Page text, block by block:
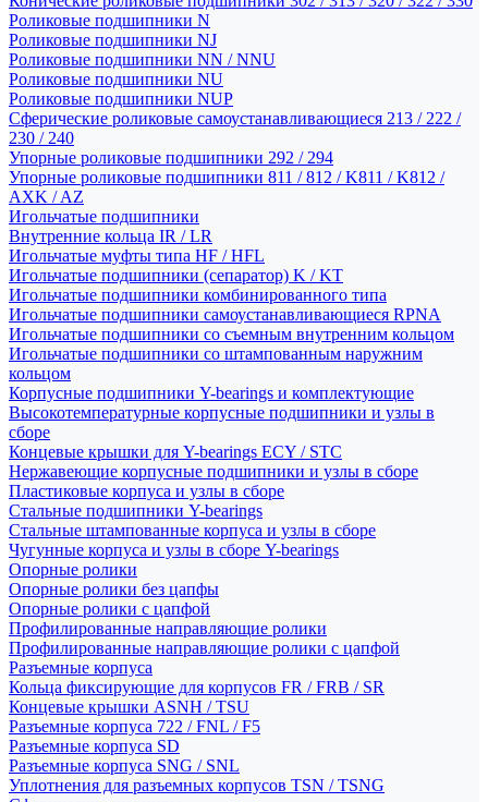
Роликовые подшипники N
Роликовые подшипники NJ
Роликовые подшипники NN / NNU
Роликовые подшипники NU
Роликовые подшипники NUP
Сферические роликовые самоустанавливающиеся 213 / 222 /
230 / 240
Упорные роликовые подшипники 292 / 294
Упорные роликовые подшипники 811 / 812 / K811 / K812 /
AXK / AZ
Игольчатые подшипники
Внутренние кольца IR / LR
Игольчатые муфты типа HF / HFL
Игольчатые подшипники (сепаратор) K / KT
Игольчатые подшипники комбинированного типа
Игольчатые подшипники самоустанавливающиеся RPNA
Игольчатые подшипники со съемным внутренним кольцом
Игольчатые подшипники со штампованным наружним
кольцом
Корпусные подшипники Y-bearings и комплектующие
Высокотемпературные корпусные подшипники и узлы в
сборе
Концевые крышки для Y-bearings ECY / STC
Нержавеющие корпусные подшипники и узлы в сборе
Пластиковые корпуса и узлы в сборе
Стальные подшипники Y-bearings
Стальные штампованные корпуса и узлы в сборе
Чугунные корпуса и узлы в сборе Y-bearings
Опорные ролики
Опорные ролики без цапфы
Опорные ролики с цапфой
Профилированные направляющие ролики
Профилированные направляющие ролики с цапфой
Разъемные корпуса
Кольца фиксирующие для корпусов FR / FRB / SR
Концевые крышки ASNH / TSU
Разъемные корпуса 722 / FNL / F5
Разъемные корпуса SD
Разъемные корпуса SNG / SNL
Уплотнения для разъемных корпусов TSN / TSNG